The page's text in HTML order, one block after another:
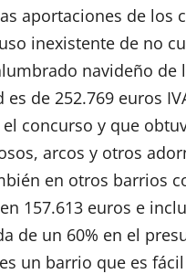
aportaciones de los
inexistente de no
navideño de
de 252.769 euros
concurso y que
arcos y otros
en otros barrios
157.613 euros e
de un 60% en el
un barrio que es